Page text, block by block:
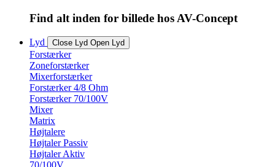
Find alt inden for billede hos AV-Concept
Lyd Close Lyd Open Lyd
Forstærker
Zoneforstærker
Mixerforstærker
Forstærker 4/8 Ohm
Forstærker 70/100V
Mixer
Matrix
Højtalere
Højtaler Passiv
Højtaler Aktiv